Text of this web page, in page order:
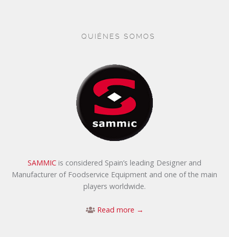
QUIÉNES SOMOS
SAMMIC is considered Spain’s leading Designer and
Manufacturer of Foodservice Equipment and one of the main
players worldwide.
Read more →